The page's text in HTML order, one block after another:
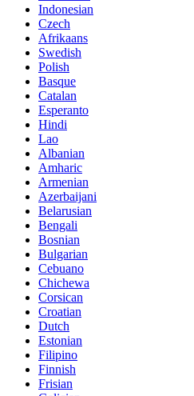
Indonesian
Czech
Afrikaans
Swedish
Polish
Basque
Catalan
Esperanto
Hindi
Lao
Albanian
Amharic
Armenian
Azerbaijani
Belarusian
Bengali
Bosnian
Bulgarian
Cebuano
Chichewa
Corsican
Croatian
Dutch
Estonian
Filipino
Finnish
Frisian